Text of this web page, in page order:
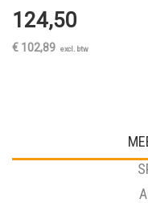
124,50
€ 102,89 excl. btw